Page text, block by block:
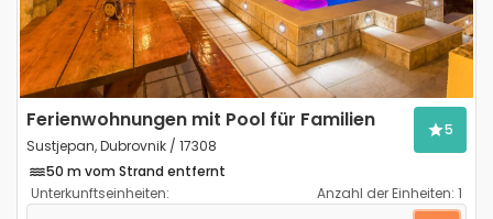
Ferienwohnungen mit Pool für Familien
Sustjepan, Dubrovnik / 17308
5
50 m vom Strand entfernt
Unterkunftseinheiten:
Anzahl der Einheiten: 1